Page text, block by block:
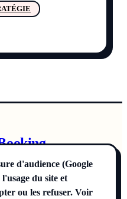
d'audience (Google
du site et
ou les refuser. Voir